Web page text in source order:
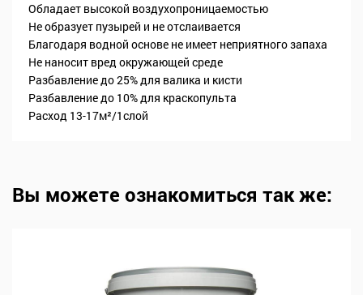
Обладает высокой воздухопроницаемостью
Не образует пузырей и не отслаивается
Благодаря водной основе не имеет неприятного запаха
Не наносит вред окружающей среде
Разбавление до 25% для валика и кисти
Разбавление до 10% для краскопульта
Расход 13-17м²/1слой
Вы можете ознакомиться так же: